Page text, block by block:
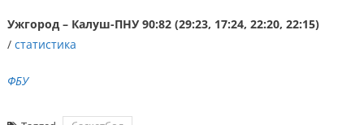
Ужгород – Калуш-ПНУ 90:82 (29:23, 17:24, 22:20, 22:15)
/ статистика
ФБУ